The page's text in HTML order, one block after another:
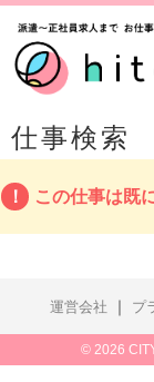
仕事検索
この仕事は既
運営会社 ｜ プ
© 2026